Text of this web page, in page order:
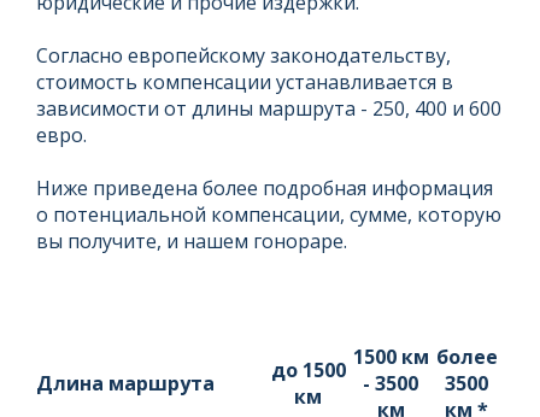
Согласно европейскому законодательству,
стоимость компенсации устанавливается в
зависимости от длины маршрута - 250, 400 и 600
евро.
Ниже приведена более подробная информация
о потенциальной компенсации, сумме, которую
вы получите, и нашем гонораре.
Длина маршрута
до 1500
км
1500 км
- 3500
км
более
3500
км *